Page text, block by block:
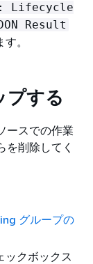
Lifecycle
Result
。
プする
ースでの作業
を削除してく
グループの
ックボックス